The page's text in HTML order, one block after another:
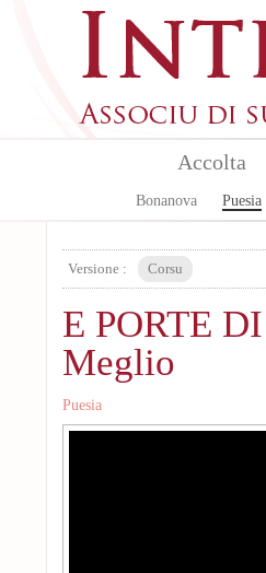
Accolta
Bonanova Puesia
Versione : Corsu
E PORTE
Meglio
Puesia